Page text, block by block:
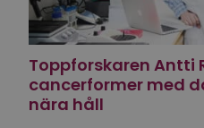
Toppforskaren Antti
cancerformer med
nära håll